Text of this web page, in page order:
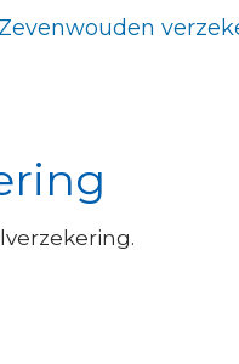
Zevenwouden